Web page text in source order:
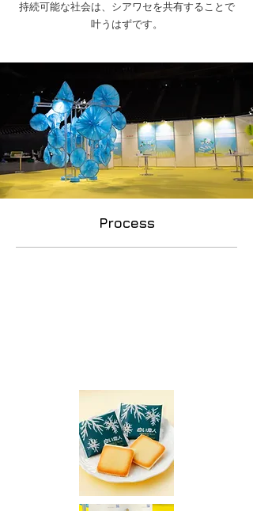
持続可能な社会は、シアワセを共有することで
叶うはずです。
Process